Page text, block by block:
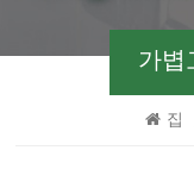
가볍
집